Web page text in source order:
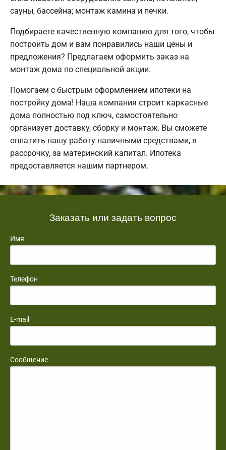
сауны, бассейна; монтаж камина и печки.
Подбираете качественную компанию для того, чтобы
построить дом и вам понравились наши цены и
предложения? Предлагаем оформить заказ на
монтаж дома по специальной акции.
Помогаем с быстрым оформлением ипотеки на
постройку дома! Наша компания строит каркасные
дома полностью под ключ, самостоятельно
организует доставку, сборку и монтаж. Вы сможете
оплатить нашу работу наличными средствами, в
рассрочку, за материнский капитал. Ипотека
предоставляется нашим партнером.
Заказать или задать вопрос
Имя
Телефон
E-mail
Сообщение